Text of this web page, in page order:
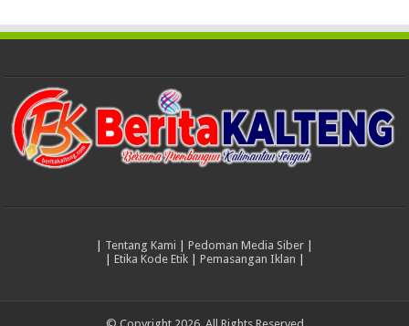
| Tentang Kami | Pedoman Media Siber |
| Etika Kode Etik| Pemasangan Iklan |